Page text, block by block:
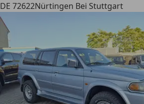
DE 72622Nürtingen Bei Stuttgart